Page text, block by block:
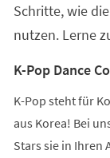
Schritte, wie
nutzen. Lerne
K-Pop Dance
K-Pop steht für
aus Korea! Bei
Stars sie in Ihren